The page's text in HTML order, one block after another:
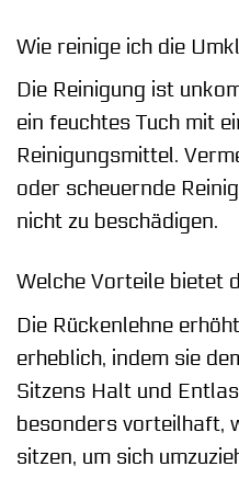
Wie reinige ich die
Die Reinigung ist
ein feuchtes Tuch mit
Reinigungsmittel.
oder scheuernde
nicht zu beschädigen.
Welche Vorteile bietet
Die Rückenlehne
erheblich, indem sie
Sitzens Halt und
besonders vorteilhaft,
sitzen, um sich